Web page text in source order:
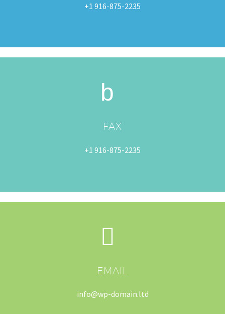
+1 916-875-2235
b
b
FAX
+1 916-875-2235


EMAIL
info@wp-domain.ltd